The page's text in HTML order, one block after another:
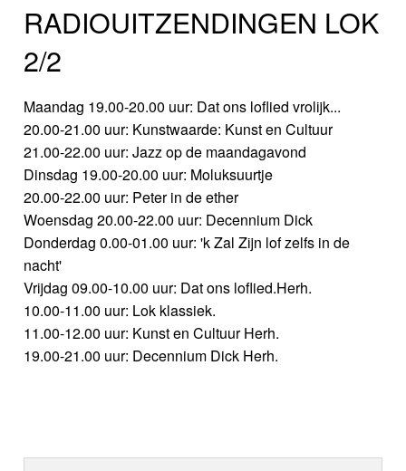
RADIOUITZENDINGEN LOK
2/2
Maandag 19.00-20.00 uur: Dat ons loflied vrolijk...
20.00-21.00 uur: Kunstwaarde: Kunst en Cultuur
21.00-22.00 uur: Jazz op de maandagavond
Dinsdag 19.00-20.00 uur: Moluksuurtje
20.00-22.00 uur: Peter in de ether
Woensdag 20.00-22.00 uur: Decennium Dick
Donderdag 0.00-01.00 uur: 'k Zal Zijn lof zelfs in de
nacht'
Vrijdag 09.00-10.00 uur: Dat ons loflied.Herh.
10.00-11.00 uur: Lok klassiek.
11.00-12.00 uur: Kunst en Cultuur Herh.
19.00-21.00 uur: Decennium Dick Herh.